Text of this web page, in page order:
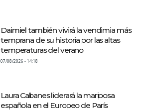
Daimiel también vivirá la vendimia más
temprana de su historia por las altas
temperaturas del verano
07/08/2026 - 14:18
Laura Cabanes liderará la mariposa
española en el Europeo de París